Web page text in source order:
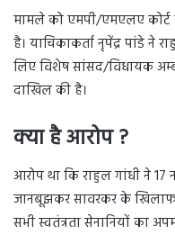
मामले को एमपी/एमएलए कोर्ट
है। याचिकाकर्ता नृपेंद्र पांडे ने
लिए विशेष सांसद/विधायक
दाखिल की है।
क्या है आरोप ?
आरोप था कि राहुल गांधी ने 17
जानबूझकर सावरकर के खिलाफ
सभी स्वतंत्रता सेनानियों का